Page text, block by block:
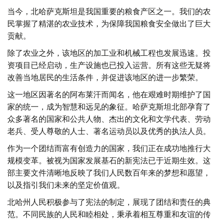
当今，北哈萨克斯坦是我国重要的粮食产区之一。我们的农
民掌握了精湛的农业技术，为保障我国粮食安全做出了巨大
贡献。
除了农业之外，该地区的加工业和机械工程也发展迅速。投
资项目已经启动，生产设施也已投入运营。所有这些无疑将
改善当地居民的生活条件，并促进该地区的进一步繁荣。
这一地区因著名的阿布莱汗而闻名，他在艰难时期维护了国
家的统一，成为智慧和远见的象征。哈萨克斯坦北部孕育了
众多著名的国家和公共人物、杰出的文化和文学代表、劳动
老兵、受人尊敬的人士、著名运动员以及优秀的执法人员。
作为一个团结而富有创造力的国家，我们正在成功地推行大
规模变革。被视为国家发展基石的新宪法已于近期生效。这
部主要文件清晰地反映了我们人民数百年来的梦想和愿望，
以及指引我们未来的坚定价值观。
北哈州人民积极参与了宪法的制定，展现了团结和责任的典
范。不同民族的人民和睦相处，秉承着相互尊重和友谊的传